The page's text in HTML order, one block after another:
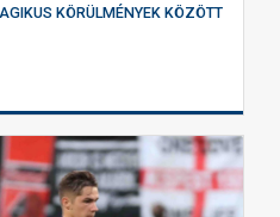
KÖRÜLMÉNYEK KÖZÖTT